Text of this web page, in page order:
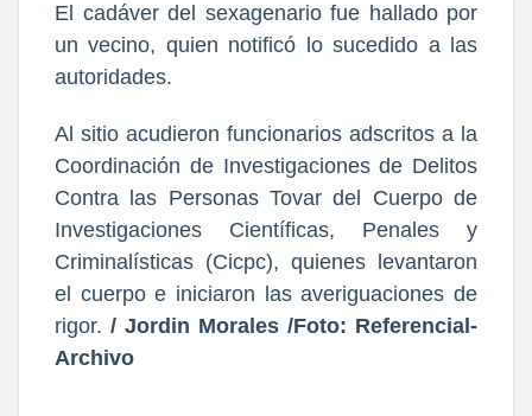
El cadáver del sexagenario fue hallado por
un vecino, quien notificó lo sucedido a las
autoridades.
Al sitio acudieron funcionarios adscritos a la
Coordinación de Investigaciones de Delitos
Contra las Personas Tovar del Cuerpo de
Investigaciones Científicas, Penales y
Criminalísticas (Cicpc), quienes levantaron
el cuerpo e iniciaron las averiguaciones de
rigor. / Jordin Morales /Foto: Referencial-
Archivo